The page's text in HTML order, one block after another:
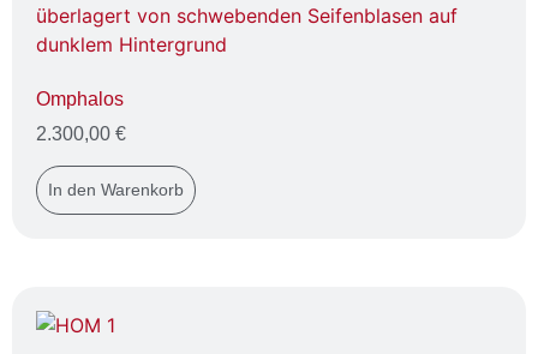
Omphalos
2.300,00 €
In den Warenkorb